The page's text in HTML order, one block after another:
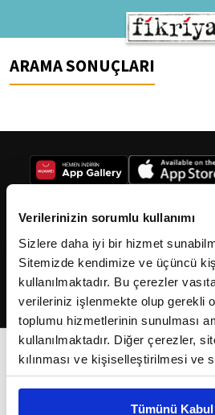
Verilerinizin sorumlu kullanımı
Sizlere daha iyi bir hizmet
Sitemizde kendimize ve üçüncü
kullanılmaktadır. Bu çerezler
verileriniz işlenmekte olup gerekli
toplumu hizmetlerinin sunulması
kullanılmaktadır. Diğer çerezler,
kılınması ve kişiselleştirilmesi ve
reklam/pazarlama faaliyetlerinin
Tümünü
ARAMA SONUÇLARI
2026Fikriyat. Tüm hakları saklıdır.